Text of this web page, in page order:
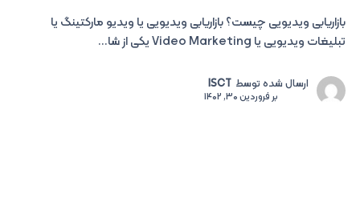
بازاریابی ویدیویی چیست؟ بازاریابی ویدیویی یا ویدیو مارکتینگ یا
تبلیغات ویدیویی یا Video Marketing یکی از شا...
ارسال شده توسط ISCT
برفروردین 30, 1402